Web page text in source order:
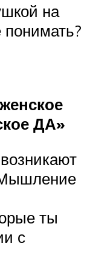
на
ДА»
ты
с